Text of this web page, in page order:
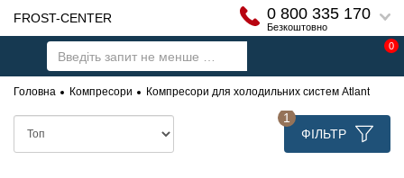
FROST-CENTER 0 800 335 170
Безкоштовно
0
Головна Компресори Компресори для холодильних систем Atlant
ФІЛЬТР
1